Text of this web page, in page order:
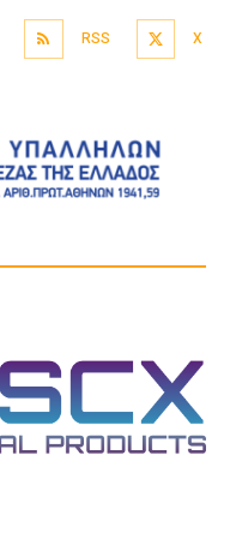
RSS X